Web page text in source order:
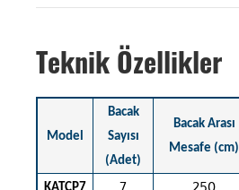
Teknik Özellikler
Model
Bacak
Sayısı
(Adet)
Bacak Arası
Mesafe (cm)